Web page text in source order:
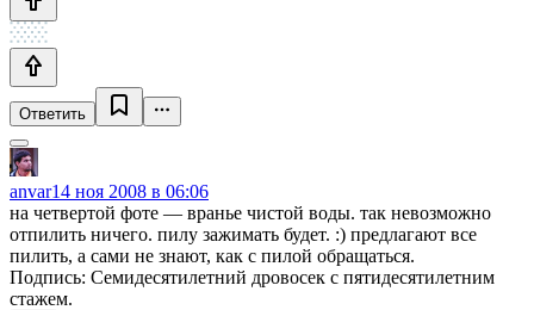
Ответить
anvar14 ноя 2008 в 06:06
на четвертой фоте — вранье чистой воды. так невозможно
отпилить ничего. пилу зажимать будет. :) предлагают все
пилить, а сами не знают, как с пилой обращаться.
Подпись: Семидесятилетний дровосек с пятидесятилетним
стажем.